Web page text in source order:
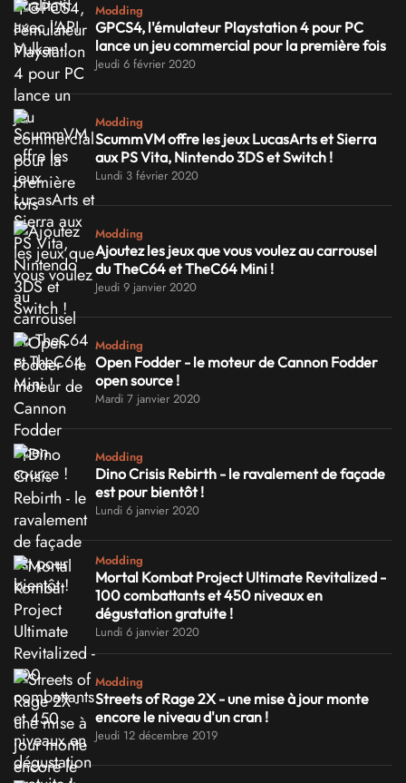
Modding
GPCS4, l'émulateur Playstation 4 pour PC
lance un jeu commercial pour la première fois
Jeudi 6 février 2020
Modding
ScummVM offre les jeux LucasArts et Sierra
aux PS Vita, Nintendo 3DS et Switch !
Lundi 3 février 2020
Modding
Ajoutez les jeux que vous voulez au carrousel
du TheC64 et TheC64 Mini !
Jeudi 9 janvier 2020
Modding
Open Fodder - le moteur de Cannon Fodder
open source !
Mardi 7 janvier 2020
Modding
Dino Crisis Rebirth - le ravalement de façade
est pour bientôt !
Lundi 6 janvier 2020
Modding
Mortal Kombat Project Ultimate Revitalized -
100 combattants et 450 niveaux en
dégustation gratuite !
Lundi 6 janvier 2020
Modding
Streets of Rage 2X - une mise à jour monte
encore le niveau d'un cran !
Jeudi 12 décembre 2019